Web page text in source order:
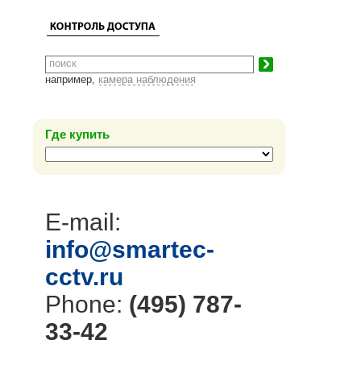
например, камера наблюдения
Где купить
E-mail:
info@smartec-
cctv.ru
Phone: (495) 787-
33-42